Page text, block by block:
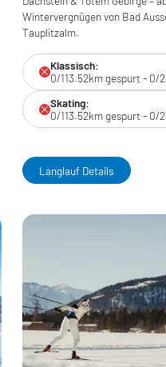
Wintervergnügen von Bad
Tauplitzalm.
Klassisch:
0/113.52km gespurt - 0/
Skating:
0/113.52km gespurt - 0/
Langlauf Details